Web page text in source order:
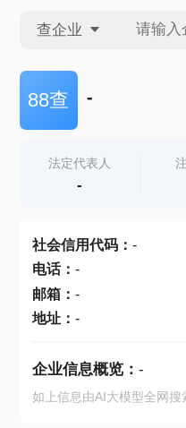
查企业
查企业
查产地
88查 -
法定代表人
-
社会信用代码： -
电话： -
邮箱： -
地址： -
企业信息概览： -
如上信息由AI大模型全网